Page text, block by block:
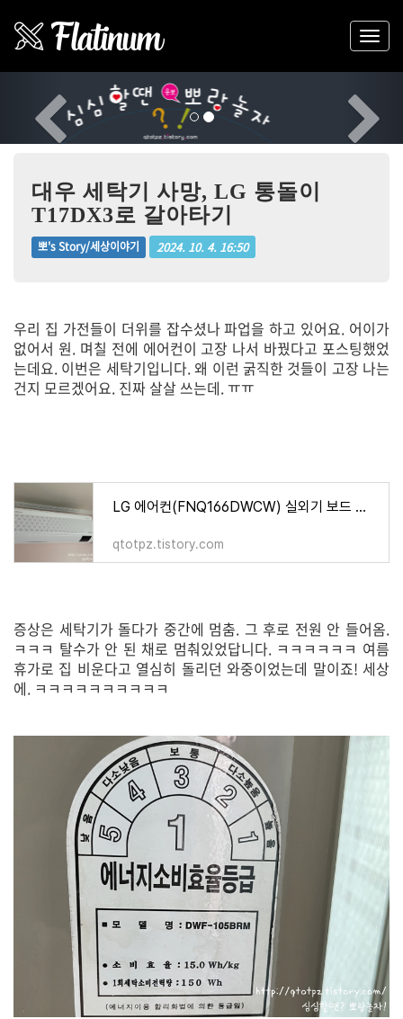
대우 세탁기 사망, LG 통돌이
T17DX3로 갈아타기
뽀's Story/세상이야기 2024. 10. 4. 16:50
우리 집 가전들이 더위를 잡수셨나 파업을 하고 있어요. 어이가
없어서 원. 며칠 전에 에어컨이 고장 나서 바꿨다고 포스팅했었
는데요. 이번은 세탁기입니다. 왜 이런 굵직한 것들이 고장 나는
건지 모르겠어요. 진짜 살살 쓰는데. ㅠㅠ
LG 에어컨(FNQ166DWCW) 실외기 보드 단종, AS불가!
qtotpz.tistory.com
증상은 세탁기가 돌다가 중간에 멈춤. 그 후로 전원 안 들어옴.
ㅋㅋㅋ 탈수가 안 된 채로 멈춰있었답니다. ㅋㅋㅋㅋㅋㅋ 여름
휴가로 집 비운다고 열심히 돌리던 와중이었는데 말이죠! 세상
에. ㅋㅋㅋㅋㅋㅋㅋㅋㅋㅋ